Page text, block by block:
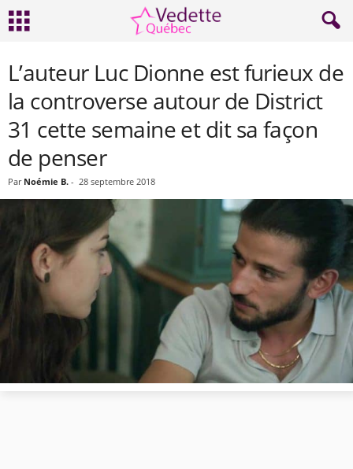
L’auteur Luc Dionne est furieux de
la controverse autour de District
31 cette semaine et dit sa façon
de penser
Par Noémie B. - 28 septembre 2018